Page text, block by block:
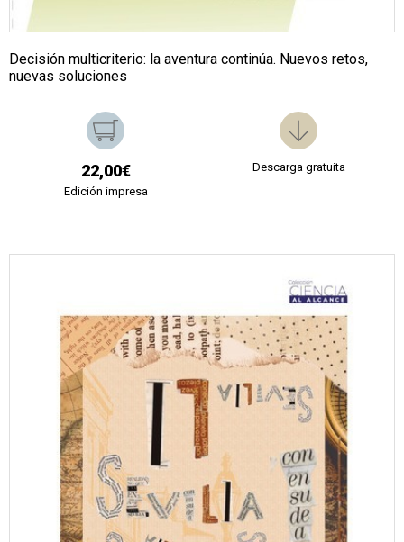
Decisión multicriterio: la aventura continúa. Nuevos retos,
nuevas soluciones
22,00€
Edición impresa
Descarga gratuita